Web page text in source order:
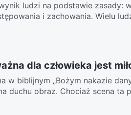
ludzi na podstawie zasady:
i zachowania. Wielu
dla człowieka jest
w biblijnym „Bożym nakazie
duchu obraz. Chociaż scena ta